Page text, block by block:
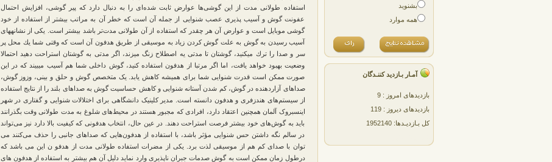
بشنوید
همه موارد
آمـار بـازدید کننـدگان
بازدیدهای امروز : 9
بازدیدهای دیروز : 119
کل بـازدیـدها: 1952140
استفاده طولانی مدت از این گوشی‌ها عوارض ثابت شده‌ای را به دنبال دارد كه پیر گوشی، افزایش احتمال
عفونت گوش و آسیب پذیری عصب شنوایی از جمله آن است كه خطر آن به مراتب بیشتر از استفاده از خود
گوشی موبایل است و عوارض آن هر چقدر كه استفاده از آن طولانی مدت‌تر باشد بیشتر است. یكی از نشانه‏های
آسیب رسیدن به گوش به علت گوش كردن زیاد به موسیقی از طریق هدفون آن است كه وقتی شما یك محل پر
سر و صدا را ترك می‏كنید، گوشتان تا مدتی یه اصطلاح زنگ می‏زند، اگر مدتی به گوشتان استراحت دهید احتمالا
وضعیت بهبود خواهد یافت، اما اگر مرتبا از هدفون استفاده كنید، گوش داخلی شما هم آسیب می‏بیند كه در این
صورت ممكن است قدرت شنوایی شما برای همیشه كاهش یابد. یک متخصص گوش و حلق و بینی، وزوز گوش،
صداهای آزاردهنده در گوش، کم شدن آستانه شنوایی و کاهش حساسیت گوش به صداهای بلند را از نتایج استفاده
از سیستم‌های هندزفری و هدفون دانسته است. مدیر کلینیک دانشگاهی برای اختلالات شنوایی و گفتاری در شهر
اینسبروک آلمان همچنین اعتقاد دارد، افرادی که مجبور هستند در محیط‌های شلوغ به مدت طولانی وقت بگذرانند
باید به گوش‌های خود بیشتر فرصت استراحت دهند. در عین حال، انتخاب هدفونی که کیفیت بالا دارد نیز می‌تواند
در سالم نگه داشتن حس شنوایی مؤثر باشد، با استفاده از هدفون‌هایی که صداهای جانبی را حذف می‌کنند می
توان با صدای کم هم از موسیقی لذت برد. یکی از مضرات استفاده طولانی مدت از هدفو ن این می باشد که
درطول زمان ممکن است به گوش صدمات جبران ناپذیری وارد نماید دلیل آن هم بیشتر به استفاده از هدفون های